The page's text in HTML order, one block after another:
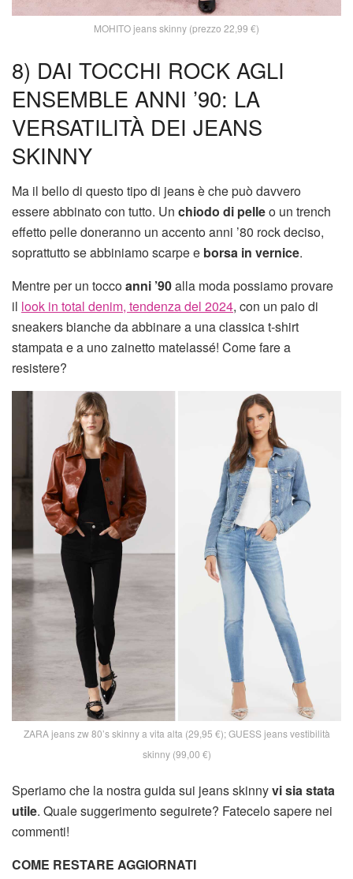
MOHITO jeans skinny (prezzo 22,99 €)
8) DAI TOCCHI ROCK AGLI
ENSEMBLE ANNI ’90: LA
VERSATILITÀ DEI JEANS
SKINNY
Ma il bello di questo tipo di jeans è che può davvero
essere abbinato con tutto. Un chiodo di pelleo un trench
effetto pelle doneranno un accento anni ’80 rock deciso,
soprattutto se abbiniamo scarpe e borsa in vernice.
Mentre per un toccoanni ’90alla moda possiamo provare
il look in total denim, tendenza del 2024, con un paio di
sneakers bianche da abbinare a una classica t-shirt
stampata e a uno zainetto matelassé! Come fare a
resistere?
ZARA jeans zw 80’s skinny a vita alta (29,95 €); GUESS jeans vestibilità
skinny (99,00 €)
Speriamo che la nostra guida sui jeans skinnyvi sia stata
utile. Quale suggerimento seguirete? Fatecelo sapere nei
commenti!
COME RESTARE AGGIORNATI